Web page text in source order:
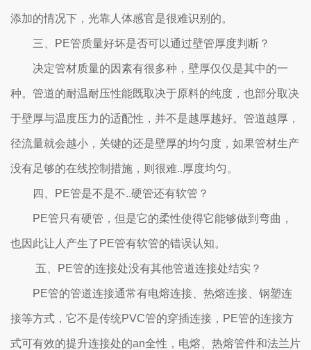
添加的情况下，光靠人体感官是很难识别的。
三、 PE管质量好坏是否可以通过壁管厚度判断？
决定管材质量的因素有很多种，壁厚仅仅是其中的一
种。管道的耐温耐压性能既取决于原料的纯度，也部分取决
于壁厚与温度压力的适配性，并不是越厚越好。管道越厚，
径流量就会越小，关键的还是壁厚的均匀度，如果管材生产
没有足够的在线控制措施，则很难..厚度均匀。
四、 PE管是不是不..硬管还有软管？
PE管只有硬管，但是它的柔性使得它能够做到弯曲，
也因此让人产生了PE管有软管的错误认知。
五、 PE管的连接处没有其他管道连接处结实？
PE管的管道连接通常有电熔连接、热熔连接、钢塑连
接等方式，它不是传统PVC管的穿插连接，PE管的连接方
式可有效的提升连接处的an全性，电熔、热熔管件和法兰片